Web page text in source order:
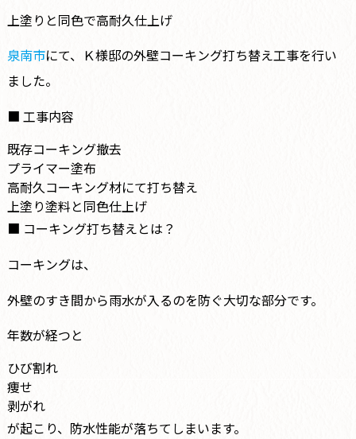
上塗りと同色で高耐久仕上げ
泉南市にて、Ｋ様邸の外壁コーキング打ち替え工事を行い
ました。
■ 工事内容
既存コーキング撤去
プライマー塗布
高耐久コーキング材にて打ち替え
上塗り塗料と同色仕上げ
■ コーキング打ち替えとは？
コーキングは、
外壁のすき間から雨水が入るのを防ぐ大切な部分です。
年数が経つと
ひび割れ
痩せ
剥がれ
が起こり、防水性能が落ちてしまいます。